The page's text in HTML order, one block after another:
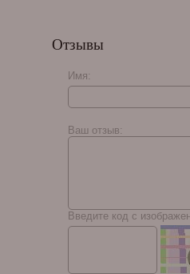
лак 810-020
Отзывы
Имя:
Ваш отзыв:
Введите код с